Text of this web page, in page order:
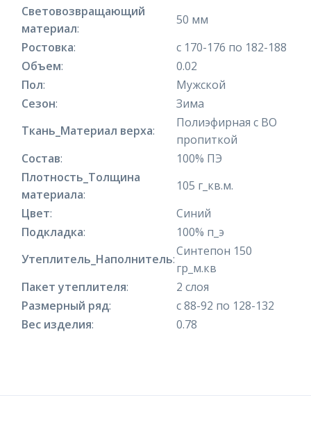
Световозвращающий
материал:
50 мм
Ростовка:
с 170-176 по 182-188
Объем:
0.02
Пол:
Мужской
Сезон:
Зима
Ткань_Материал верха:
Полиэфирная с ВО
пропиткой
Состав:
100% ПЭ
Плотность_Толщина
материала:
105 г_кв.м.
Цвет:
Синий
Подкладка:
100% п_э
Утеплитель_Наполнитель:
Синтепон 150
гр_м.кв
Пакет утеплителя:
2 слоя
Размерный ряд:
с 88-92 по 128-132
Вес изделия: 0.78